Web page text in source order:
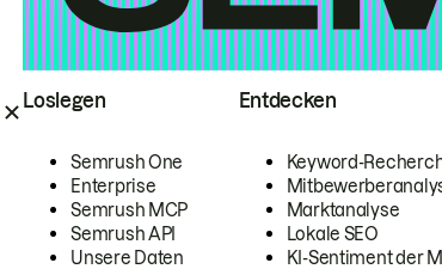
Loslegen
Semrush One
Enterprise
Semrush MCP
Semrush API
Unsere Daten
Entdecken
Keyword-
Marktanalyse
Lokale SEO
KI-Sentiment der